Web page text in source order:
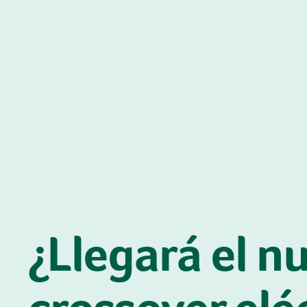
¿Llegará el